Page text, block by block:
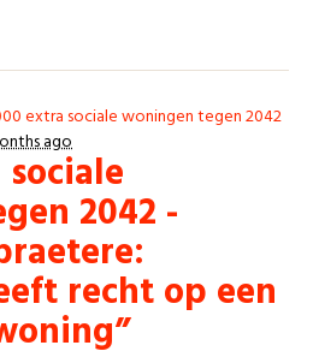
extra sociale woningen tegen 2042
ago
2042 -
recht op een